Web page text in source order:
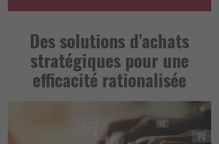
Des solutions d’achats
stratégiques pour une
efficacité rationalisée